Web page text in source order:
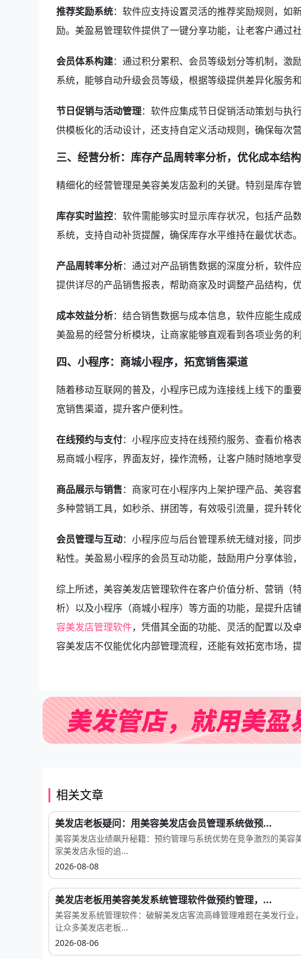
推荐奖励系统：软件应支持设置灵活的推荐奖励规则，如
励。美盈易管理软件提供了一键分享功能，让老客户通过
会员体系构建：通过积分累积、会员等级划分等机制，激
系统，能够自动升级会员等级，根据等级提供差异化服务
节日促销与活动管理：软件应集成节日促销活动策划与执
供模板化的活动设计，还支持自定义活动规则，确保每次
三、经营分析：库存产品周转率分析，优化成本结构
精细化的经营管理是美容美发店盈利的关键。特别是库存
库存实时监控：软件需能够实时显示库存状况，包括产品
系统，支持自动补货提醒，确保库存水平维持在最优状态。
产品周转率分析：通过对产品销售数据的深度分析，软件
提供详尽的产品销售报表，帮助商家及时调整产品结构，
成本效益分析：结合销售数据与成本信息，软件应能生成
美盈易的经营分析模块，让商家能够直观看到各项业务的
四、小程序：商城小程序，拓宽销售渠道
随着移动互联网的普及，小程序已成为连接线上线下的重
宽销售渠道，提升客户便利性。
在线预约与支付：小程序应支持在线预约服务、查看价格
易商城小程序，界面友好，操作流畅，让客户随时随地享受
商品展示与销售：商家可在小程序内上架护理产品、美容
多种营销工具，如秒杀、拼团等，有效吸引流量，提升转化
会员管理与互动：小程序应与后台管理系统无缝对接，同
粘性。美盈易小程序的会员互动功能，鼓励用户分享体验
综上所述，美容美发店管理软件在客户价值分析、营销（
析）以及小程序（商城小程序）等方面的功能，是提升店
容美发店管理软件，凭借其全面的功能、灵活的配置以及
容美发店不仅能优化内部管理流程，还能有效拓宽市场，
相关文章
美发店老板疑问：用美容美发店会员管理系统做预...
美容美发店业绩飙升秘籍：预约管理与系统优势在竞争激烈的美容
家美发店永恒的追...
2026-08-08
美发店老板用美容美发系统管理软件做预约管理，...
美容美发系统管理软件：破解美发店客流高峰管理难题在美发行业
让众多美发店老板...
2026-08-06